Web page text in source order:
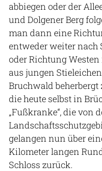
abbiegen oder der
und Dolgener Berg
man dann eine
entweder weiter nach
oder Richtung Westen
aus jungen
Bruchwald beherbergt
die heute selbst in
„Fußkranke“, die von
gelangen nun über
Kilometer langen
Schloss zurück.